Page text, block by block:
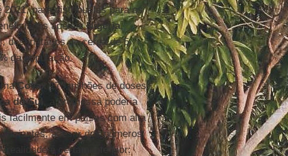
para distribui-las para os
apenasNigéria,
destinatários de cerca de 5
da população.
Covax
170 milhões de doses
do Sul
, a promessa poderia
facilmente em países com alta
apesar dos números
realidade é certamente pior: